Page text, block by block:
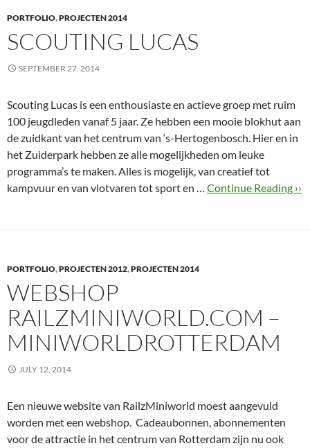
PORTFOLIO,PROJECTEN 2014
SCOUTING LUCAS
SEPTEMBER 27, 2014
Scouting Lucas is een enthousiaste en actieve groep met ruim
100 jeugdleden vanaf 5 jaar. Ze hebben een mooie blokhut aan
de zuidkant van het centrum van ‘s-Hertogenbosch. Hier en in
het Zuiderpark hebben ze alle mogelijkheden om leuke
programma’s te maken. Alles is mogelijk, van creatief tot
kampvuur en van vlotvaren tot sport en … Continue Reading ››
PORTFOLIO,PROJECTEN 2012,PROJECTEN 2014
WEBSHOP
RAILZMINIWORLD.COM –
MINIWORLDROTTERDAM
JULY 12, 2014
Een nieuwe website van RailzMiniworld moest aangevuld
worden met een webshop. Cadeaubonnen, abonnementen
voor de attractie in het centrum van Rotterdam zijn nu ook